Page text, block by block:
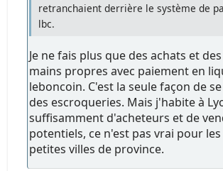
retranchaient derrière le système de
lbc.
Je ne fais plus que des achats et
mains propres avec paiement en
leboncoin. C'est la seule façon de
des escroqueries. Mais j'habite à
suffisamment d'acheteurs et de
potentiels, ce n'est pas vrai pour
petites villes de province.